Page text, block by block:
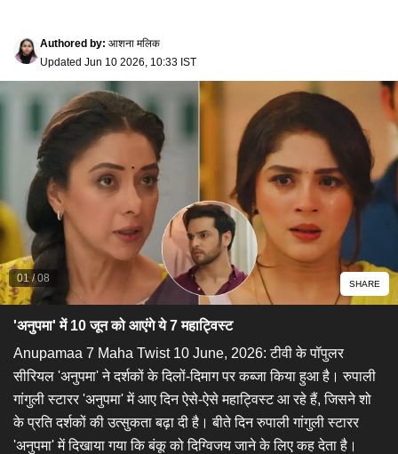
Authored by: आशना मलिक
Updated Jun 10 2026, 10:33 IST
01/08 SHARE
'अनुपमा' में 10 जून को आएंगे ये 7 महाट्विस्ट
Anupamaa 7 Maha Twist 10 June, 2026: टीवी के पॉपुलर
सीरियल 'अनुपमा' ने दर्शकों के दिलों-दिमाग पर कब्जा किया हुआ है। रुपाली
गांगुली स्टारर 'अनुपमा' में आए दिन ऐसे-ऐसे महाट्विस्ट आ रहे हैं, जिसने शो
के प्रति दर्शकों की उत्सुकता बढ़ा दी है। बीते दिन रुपाली गांगुली स्टारर
'अनुपमा' में दिखाया गया कि बंकू को दिग्विजय जाने के लिए कह देता है।